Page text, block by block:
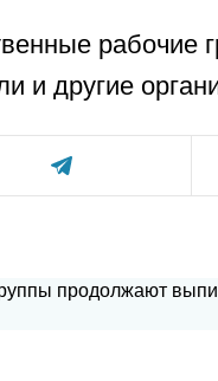
рабочие
и другие